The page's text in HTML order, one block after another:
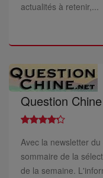
actualités à retenir,...
Question Chine
Avec la newsletter
sommaire de la
de la semaine.